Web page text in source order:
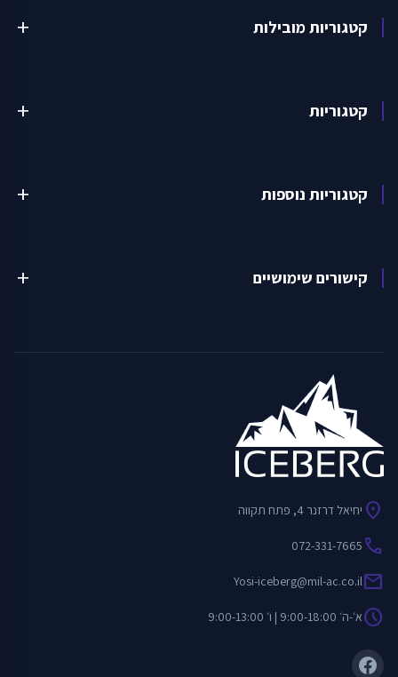
קטגוריות מובילות add
קטגוריות add
קטגוריות נוספות add
קישורים שימושיים add
location_on יחיאל דרזנר 4, פתח תקווה
call
072-331-7665
mail
Yosi-iceberg@mil-ac.co.il
scheduleא׳-ה׳ 9:00-18:00 | ו׳ 9:00-13:00